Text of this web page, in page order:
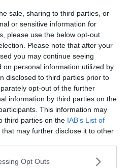
sale, sharing to third parties, or
or sensitive information for
please use the below opt-out
Please note that after your
you may continue seeing
on personal information utilized by
disclosed to third parties prior to
opt-out of the further
information by third parties on the
This information may
third parties on the IAB’s List of
that may further disclose it to other
app uses one or more Google
Opt Outs